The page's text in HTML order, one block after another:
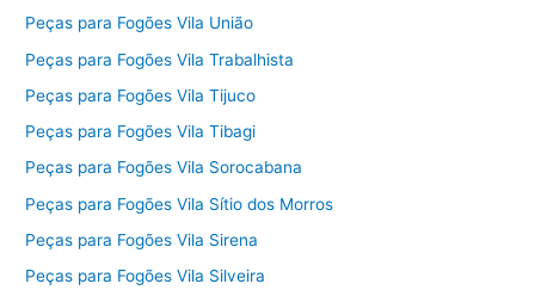
Peças para Fogões Vila União
Peças para Fogões Vila Trabalhista
Peças para Fogões Vila Tijuco
Peças para Fogões Vila Tibagi
Peças para Fogões Vila Sorocabana
Peças para Fogões Vila Sítio dos Morros
Peças para Fogões Vila Sirena
Peças para Fogões Vila Silveira